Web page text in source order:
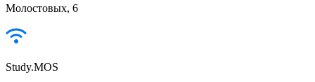
Молостовых, 6
Study.MOS